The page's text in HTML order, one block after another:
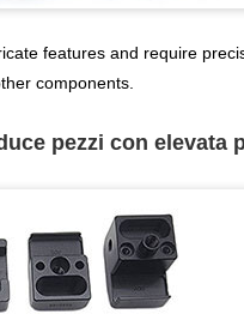
features and require
components.
pezzi con elevata